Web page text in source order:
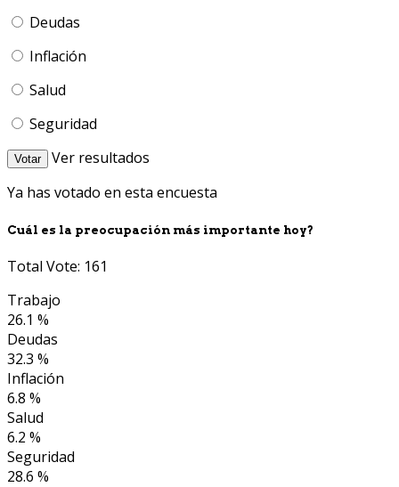
Deudas
Inflación
Salud
Seguridad
Votar
Ver resultados
Ya has votado en esta encuesta
Cuál es la preocupación más importante hoy?
Total Vote: 161
Trabajo
26.1 %
Deudas
32.3 %
Inflación
6.8 %
Salud
6.2 %
Seguridad
28.6 %